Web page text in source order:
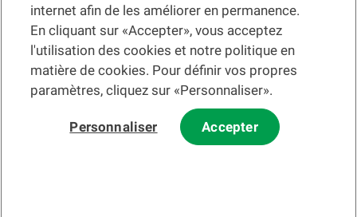
Localiser une agence
Aide
Actualités
Taux de change
internet afin de les améliorer en permanence.
En cliquant sur «Accepter», vous acceptez
l'utilisation des cookies et notre politique en
matière de cookies. Pour définir vos propres
paramètres, cliquez sur «Personnaliser».
Personnaliser Accepter